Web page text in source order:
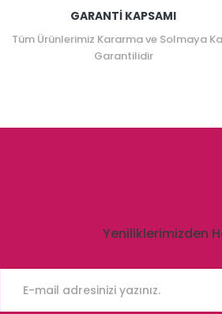
GARANTİ KAPSAMI
Tüm Ürünlerimiz Kararma ve Solmaya
Garantilidir
Yeniliklerimizden